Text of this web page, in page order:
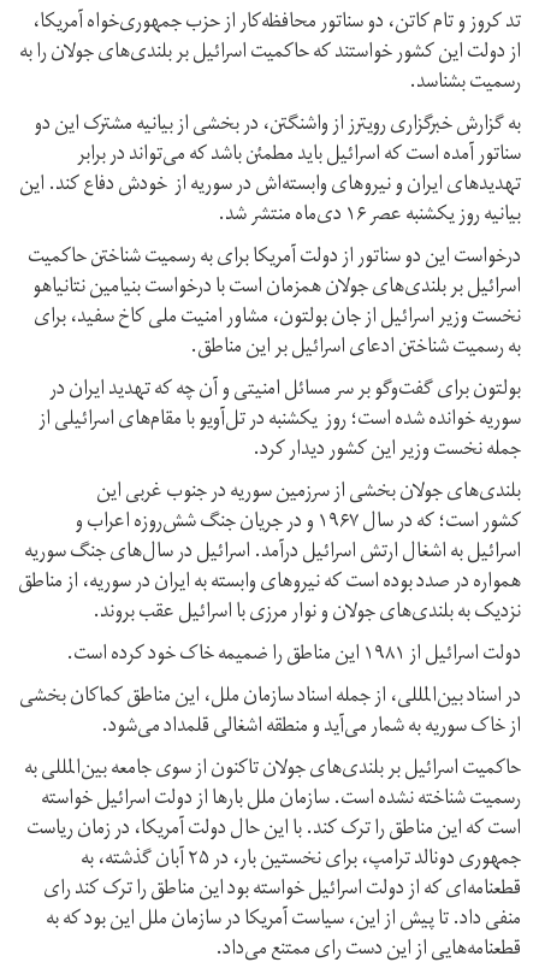
تد کروز و تام کاتن، دو سناتور محافظه‌کار از حزب جمهوری‌خواه آمریکا،
از دولت این کشور خواستند که حاکمیت اسرائیل بر بلندی‌های جولان را به
رسمیت بشناسد.
به گزارش خبرگزاری رویترز از واشنگتن، در بخشی از بیانیه مشترک این دو
سناتور آمده است که اسرائیل باید مطمئن باشد که می‌‌تواند در برابر
تهدیدهای ایران و نیروهای وابسته‌اش در سوریه از خودش دفاع کند. این
بیانیه روز یکشنبه عصر ۱۶ دی‌ماه منتشر شد.
درخواست این دو سناتور از دولت آمریکا برای به رسمیت شناختن حاکمیت
اسرائیل بر بلندی‌های جولان همزمان است با درخواست بنیامین نتانیاهو
نخست وزیر اسرائیل از جان بولتون، مشاور امنیت ملی کاخ سفید، برای
به رسمیت شناختن ادعای اسرائیل بر این مناطق.
بولتون برای گفت‌وگو بر سر مسائل امنیتی و آن چه که تهدید ایران در
سوریه خوانده شده است؛ روز یکشنبه در تل‌آویو با مقام‌های اسرائیلی از
جمله نخست وزیر این کشور دیدار کرد.
بلندی‌های جولان بخشی از سرزمین سوریه در جنوب غربی این
کشور است؛ که در سال ۱۹۶۷ و در جریان جنگ شش‌روزه اعراب و
اسرائيل به اشغال ارتش اسرائيل درآمد. اسرائیل در سال‌های جنگ سوریه
همواره در صدد بوده است که نیروهای وابسته به ایران در سوریه، از مناطق
نزدیک به بلندی‌های جولان و نوار مرزی با اسرائیل عقب بروند.
دولت اسرائیل از ۱۹۸۱ این مناطق را ضمیمه خاک خود کرده است.
در اسناد بین‌المللی، از جمله اسناد سازمان ملل، این مناطق کماکان بخشی
از خاک سوریه به شمار می‌‌‌آید و منطقه اشغالی قلمداد می‌شود.
حاکمیت اسرائیل بر بلندی‌های جولان تاکنون از سوی جامعه بین‌المللی به
رسمیت شناخته نشده است. سازمان ملل بارها از دولت اسرائیل خواسته
است که این مناطق را ترک کند. با این حال دولت آمریکا، در زمان ریاست
جمهوری دونالد ترامپ، برای نخستین بار، در ۲۵ آبان گذشته، به
قطعنامه‌ای که از دولت اسرائیل خواسته بود این مناطق را ترک کند رای
منفی داد. تا پیش از این، سیاست آمریکا در سازمان ملل این بود که به
قطعنامه‌هایی از این دست رای ممتنع می‌داد.